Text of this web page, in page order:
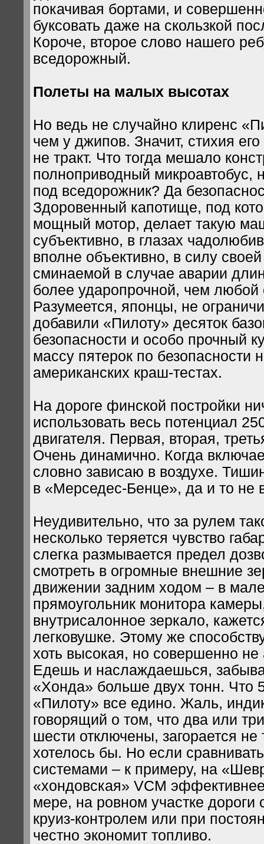
покачивая бортами, и
буксовать даже на скользкой
Короче, второе слово нашего
вседорожный.
Полеты на малых высотах
Но ведь не случайно клиренс
чем у джипов. Значит, стихия
не тракт. Что тогда мешало
полноприводный микроавтобус,
под вседорожник? Да
Здоровенный капотище, под
мощный мотор, делает такую
субъективно, в глазах
вполне объективно, в силу
сминаемой в случае аварии
более ударопрочной, чем любой
Разумеется, японцы, не
добавили «Пилоту» десяток
безопасности и особо прочный
массу пятерок по безопасности
американских краш-тестах.
На дороге финской постройки
использовать весь потенциал
двигателя. Первая, вторая,
Очень динамично. Когда
словно зависаю в воздухе.
в «Мерседес-Бенце», да и то не
Неудивительно, что за рулем
несколько теряется чувство
слегка размывается предел
смотреть в огромные внешние
движении задним ходом – в
прямоугольник монитора
внутрисалонное зеркало,
легковушке. Этому же
хоть высокая, но совершенно не
Едешь и наслаждаешься,
«Хонда» больше двух тонн. Что
«Пилоту» все едино. Жаль,
говорящий о том, что два или
шести отключены, загорается не
хотелось бы. Но если
системами – к примеру, на
«хондовская» VCM
мере, на ровном участке
круиз-контролем или при
честно экономит топливо.